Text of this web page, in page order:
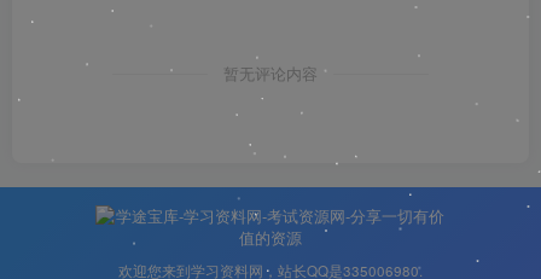
暂无评论内容
欢迎您来到学习资料网，站长QQ是335006980.